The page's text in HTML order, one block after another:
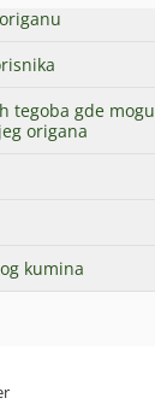
tegoba gde
origana
kumina